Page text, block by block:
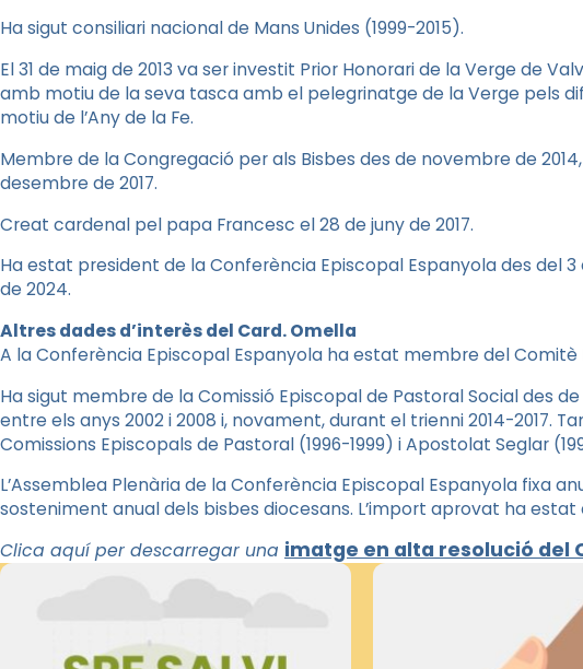
Ha sigut consiliari nacional de Mans Unides (1999-2015).
El 31 de maig de 2013 va ser investit Prior Honorari de la Verge de
amb motiu de la seva tasca amb el pelegrinatge de la Verge pels
motiu de l’Any de la Fe.
Membre de la Congregació per als Bisbes des de novembre de
desembre de 2017.
Creat cardenal pel papa Francesc el 28 de juny de 2017.
Ha estat president de la Conferència Episcopal Espanyola des del
de 2024.
Altres dades d’interès del Card. Omella
A la Conferència Episcopal Espanyola ha estat membre del Comitè
Ha sigut membre de la Comissió Episcopal de Pastoral Social des
entre els anys 2002 i 2008 i, novament, durant el trienni 2014-2017.
Comissions Episcopals de Pastoral (1996-1999) i Apostolat Seglar
L’Assemblea Plenària de la Conferència Episcopal Espanyola fixa
sosteniment anual dels bisbes diocesans. L’import aprovat ha estat
Clica aquí per descarregar una imatge en alta resolució del